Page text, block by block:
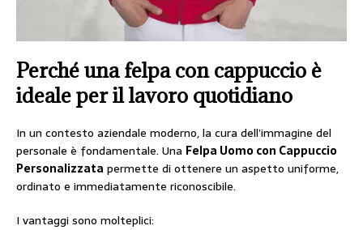
Perché una felpa con cappuccio è
ideale per il lavoro quotidiano
In un contesto aziendale moderno, la cura dell’immagine del
personale è fondamentale. Una Felpa Uomo con Cappuccio
Personalizzata permette di ottenere un aspetto uniforme,
ordinato e immediatamente riconoscibile.
I vantaggi sono molteplici: